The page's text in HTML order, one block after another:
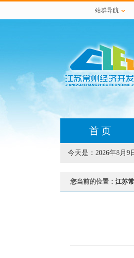
站群导航
首 页
今天是： 2026年8月9
您当前的位置： 江苏